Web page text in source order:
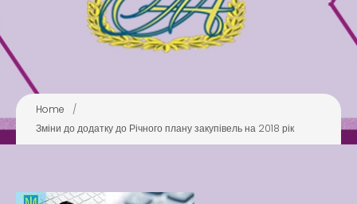
Play is Our Brain’s Favorite
Way
New Friends Everyday at
Home
/
Зміни до додатку до Річного плану закупівель на 2018 рік